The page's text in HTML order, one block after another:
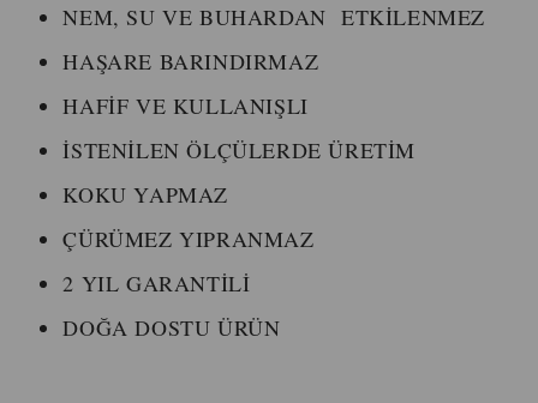
NEM, SU VE BUHARDAN ETKİLENMEZ
HAŞARE BARINDIRMAZ
HAFİF VE KULLANIŞLI
İSTENİLEN ÖLÇÜLERDE ÜRETİM
KOKU YAPMAZ
ÇÜRÜMEZ YIPRANMAZ
2 YIL GARANTİLİ
DOĞA DOSTU ÜRÜN